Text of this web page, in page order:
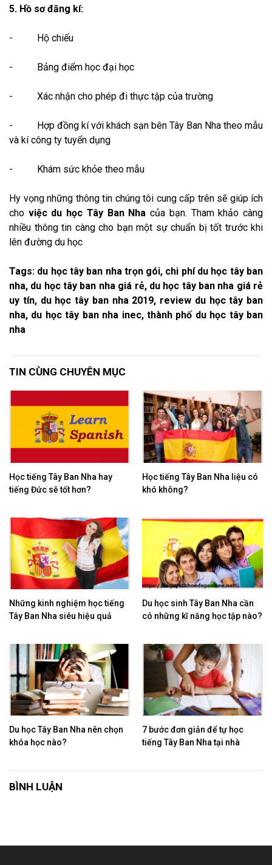
5. Hồ sơ đăng kí:
- Hộ chiếu
- Bảng điểm học đại học
- Xác nhận cho phép đi thực tập của trường
- Hợp đồng kí với khách sạn bên Tây Ban Nha theo mẫu
và kí công ty tuyển dụng
- Khám sức khỏe theo mẫu
Hy vọng những thông tin chúng tôi cung cấp trên sẽ giúp ích
cho việc du học Tây Ban Nha của bạn. Tham khảo càng
nhiều thông tin càng cho bạn một sự chuẩn bị tốt trước khi
lên đường du học
Tags: du học tây ban nha trọn gói, chi phí du học tây ban
nha, du học tây ban nha giá rẻ, du học tây ban nha giá rẻ
uy tín, du học tây ban nha 2019, review du học tây ban
nha, du học tây ban nha inec, thành phố du học tây ban
nha
TIN CÙNG CHUYÊN MỤC
Học tiếng Tây Ban Nha hay
tiếng Đức sẽ tốt hơn?
Học tiếng Tây Ban Nha liệu có
khó không?
Những kinh nghiệm học tiếng
Tây Ban Nha siêu hiệu quả
Du học sinh Tây Ban Nha cần
có những kĩ năng học tập nào?
Du học Tây Ban Nha nên chọn
khóa học nào?
7 bước đơn giản để tự học
tiếng Tây Ban Nha tại nhà
BÌNH LUẬN